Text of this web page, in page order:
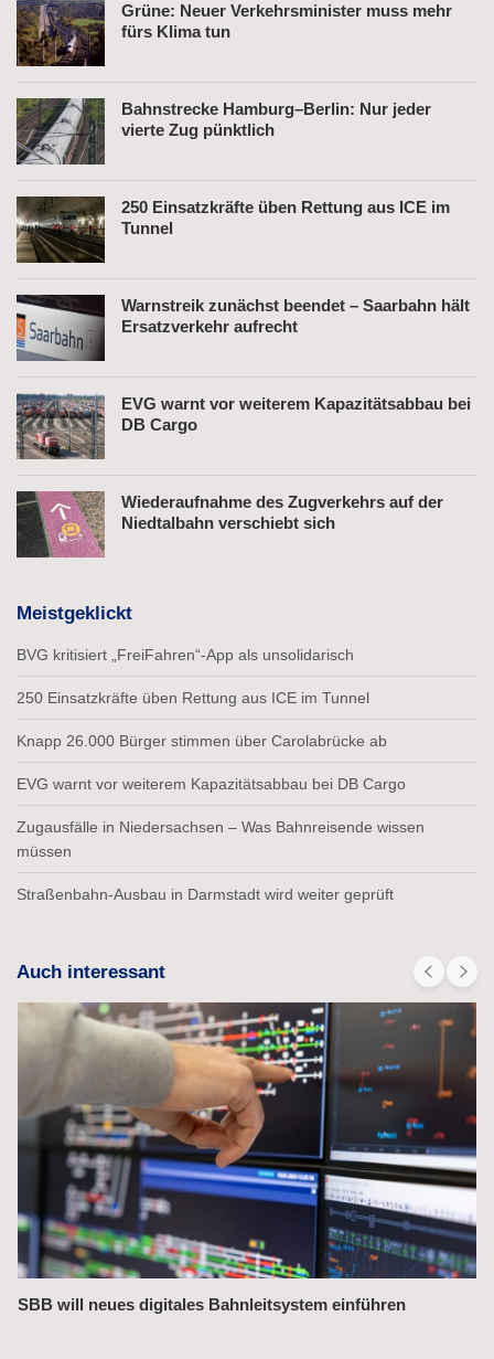
Grüne: Neuer Verkehrsminister muss mehr
fürs Klima tun
Bahnstrecke Hamburg–Berlin: Nur jeder
vierte Zug pünktlich
250 Einsatzkräfte üben Rettung aus ICE im
Tunnel
Warnstreik zunächst beendet – Saarbahn hält
Ersatzverkehr aufrecht
EVG warnt vor weiterem Kapazitätsabbau bei
DB Cargo
Wiederaufnahme des Zugverkehrs auf der
Niedtalbahn verschiebt sich
Meistgeklickt
BVG kritisiert „FreiFahren“-App als unsolidarisch
250 Einsatzkräfte üben Rettung aus ICE im Tunnel
Knapp 26.000 Bürger stimmen über Carolabrücke ab
EVG warnt vor weiterem Kapazitätsabbau bei DB Cargo
Zugausfälle in Niedersachsen – Was Bahnreisende wissen
müssen
Straßenbahn-Ausbau in Darmstadt wird weiter geprüft
Auch interessant
Bahnchefin rügt Leistungsmängel im Management